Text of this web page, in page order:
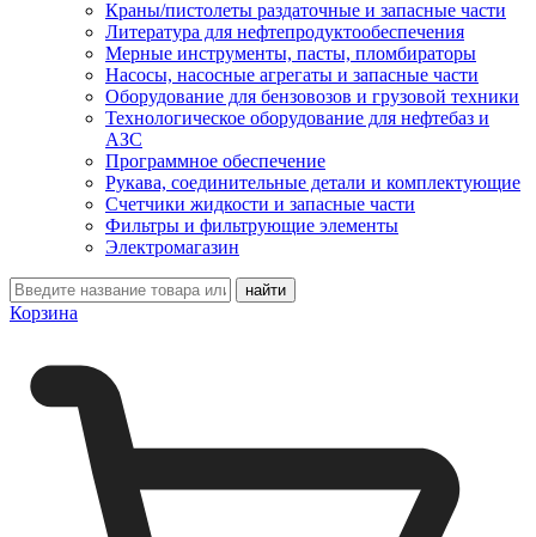
Краны/пистолеты раздаточные и запасные части
Литература для нефтепродуктообеспечения
Мерные инструменты, пасты, пломбираторы
Насосы, насосные агрегаты и запасные части
Оборудование для бензовозов и грузовой техники
Технологическое оборудование для нефтебаз и
АЗС
Программное обеспечение
Рукава, соединительные детали и комплектующие
Счетчики жидкости и запасные части
Фильтры и фильтрующие элементы
Электромагазин
Корзина